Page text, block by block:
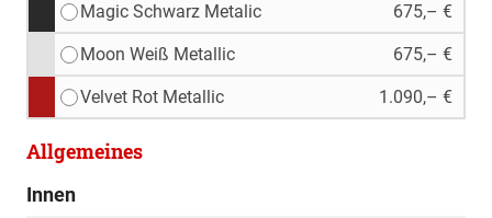
Magic Schwarz Metalic 675,– €
Moon Weiß Metallic 675,– €
Velvet Rot Metallic 1.090,– €
Allgemeines
Innen